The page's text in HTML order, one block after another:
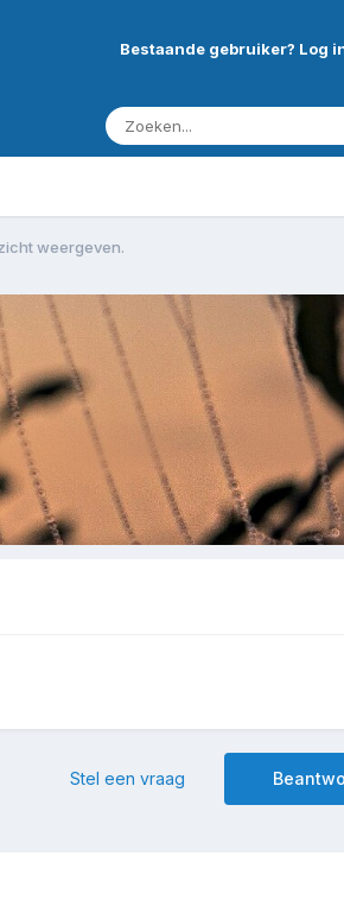
Bestaande gebruiker? Log
weergeven.
Stel een vraag